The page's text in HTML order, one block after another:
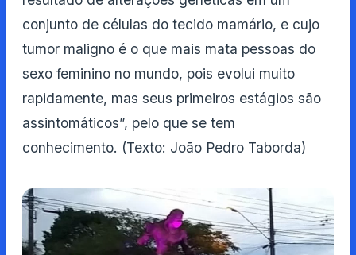
conjunto de células do tecido mamário, e cujo
tumor maligno é o que mais mata pessoas do
sexo feminino no mundo, pois evolui muito
rapidamente, mas seus primeiros estágios são
assintomáticos”, pelo que se tem
conhecimento. (Texto: João Pedro Taborda)